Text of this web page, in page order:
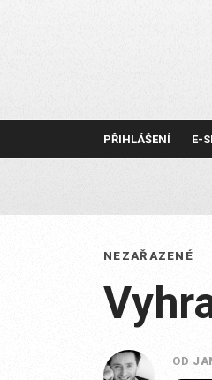
PŘIHLÁŠENÍ E-
NEZAŘAZENÉ
OD